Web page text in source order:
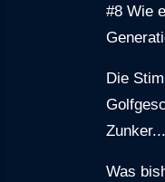
#8 Wie
Die
Zunker...
Was